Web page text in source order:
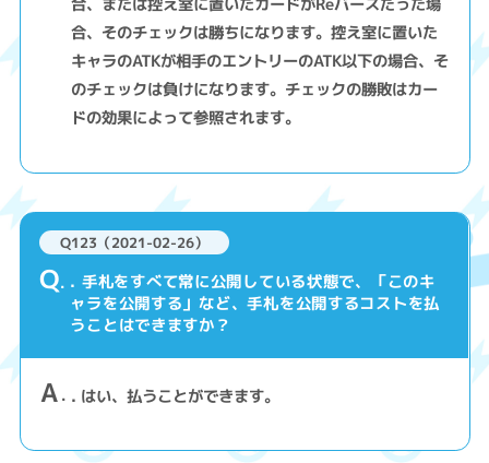
合、そのチェックは勝ちになります。控え室に置いた
キャラのATKが相手のエントリーのATK以下の場合、そ
のチェックは負けになります。チェックの勝敗はカー
ドの効果によって参照されます。
Q123（2021-02-26）
Q . 手札をすべて常に公開している状態で、「このキ
ャラを公開する」など、手札を公開するコストを払
うことはできますか？
A . はい、払うことができます。